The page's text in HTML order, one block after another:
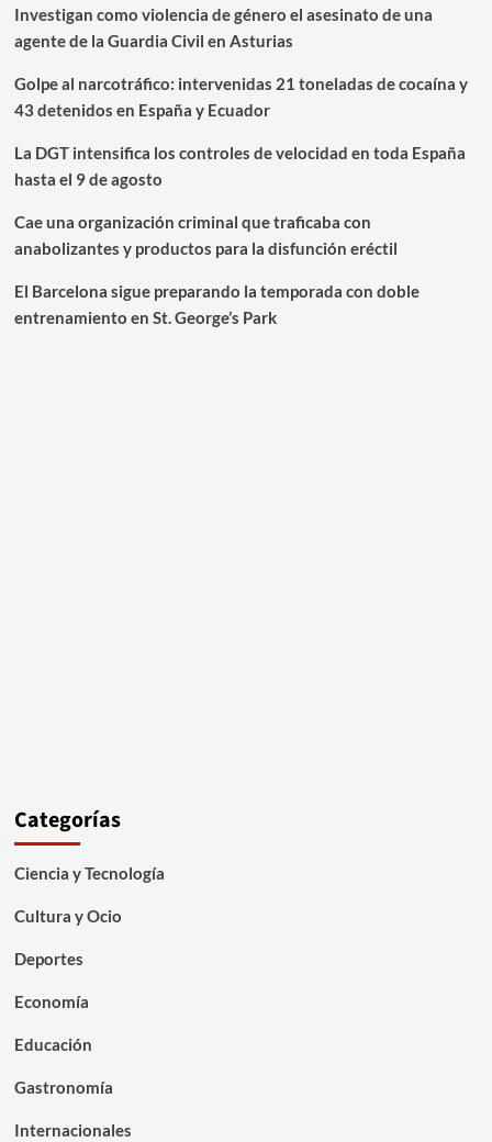
Investigan como violencia de género el asesinato de una
agente de la Guardia Civil en Asturias
Golpe al narcotráfico: intervenidas 21 toneladas de cocaína y
43 detenidos en España y Ecuador
La DGT intensifica los controles de velocidad en toda España
hasta el 9 de agosto
Cae una organización criminal que traficaba con
anabolizantes y productos para la disfunción eréctil
El Barcelona sigue preparando la temporada con doble
entrenamiento en St. George’s Park
Categorías
Ciencia y Tecnología
Cultura y Ocio
Deportes
Economía
Educación
Gastronomía
Internacionales